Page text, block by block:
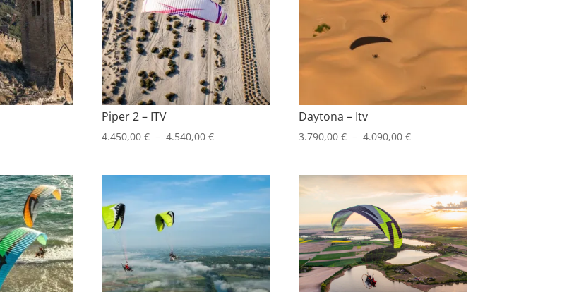
Piper 2 – ITV
4.450,00€ – 4.540,00€Plage
prix :
4.450,00 €
à
Daytona – Itv
3.790,00€ – 4.090,00€Plage
prix :
3.790,00 €
à
4.090,00 €